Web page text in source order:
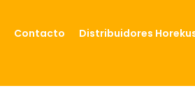
Contacto Distribuidores